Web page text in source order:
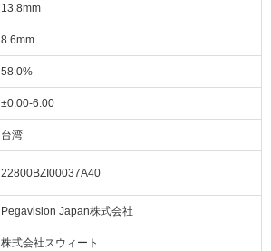
13.8mm
8.6mm
58.0%
±0.00-6.00
台湾
22800BZI00037A40
Pegavision Japan株式会社
株式会社スウィート